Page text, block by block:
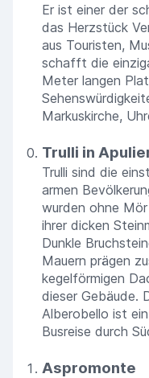
Er ist einer der
das Herzstück
aus Touristen,
schafft die
Meter langen
Markuskirche,
Trulli in
Trulli sind die
armen
wurden ohne
ihrer dicken
Dunkle
Mauern prägen
kegelförmigen
dieser Gebäude.
Alberobello ist
Busreise durch
Aspromonte